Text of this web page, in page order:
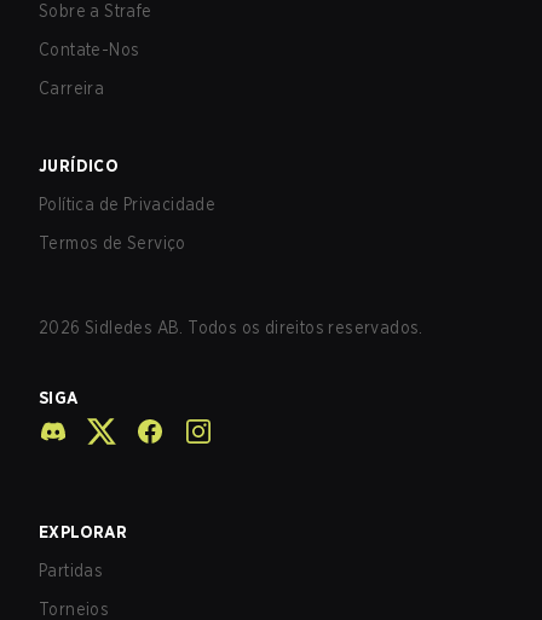
Sobre a Strafe
Contate-Nos
Carreira
JURÍDICO
Política de Privacidade
Termos de Serviço
2026 Sidledes AB. Todos os direitos reservados.
SIGA
EXPLORAR
Partidas
Torneios